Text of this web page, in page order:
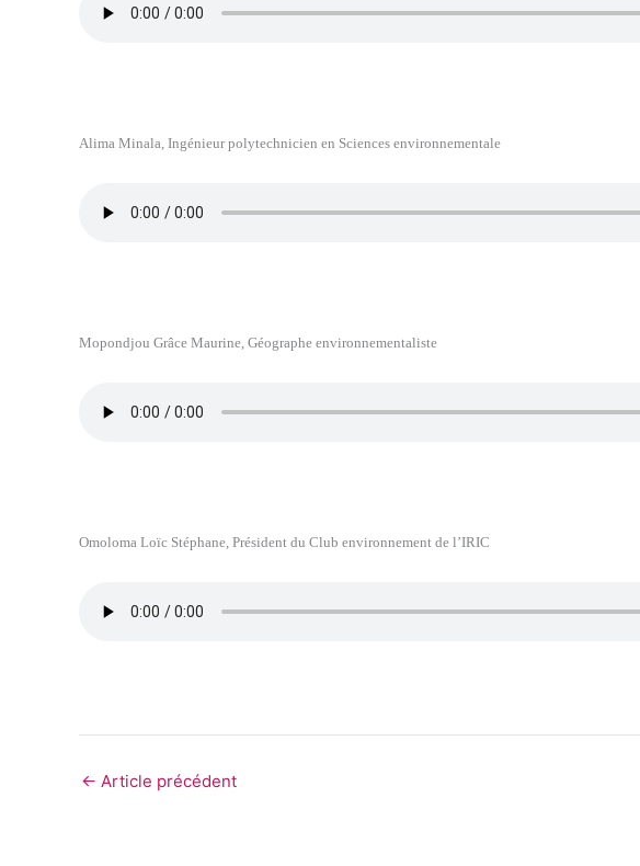
Alima Minala, Ingénieur polytechnicien en Sciences environnementale
Mopondjou Grâce Maurine, Géographe environnementaliste
Omoloma Loïc Stéphane, Président du Club environnement de l’IRIC
← Article précédent